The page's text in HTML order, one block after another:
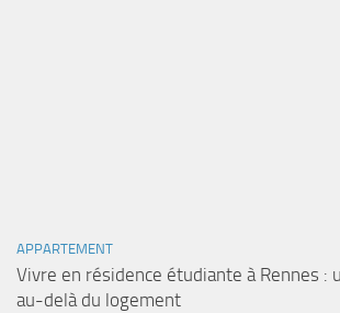
APPARTEMENT
Vivre en résidence étudiante à Rennes :
au-delà du logement